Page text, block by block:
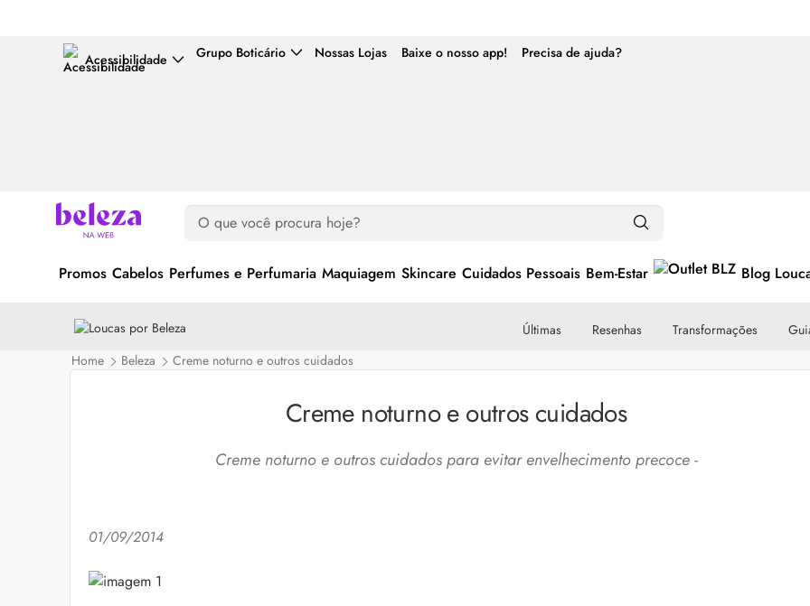
Acessibilidade Grupo Boticário Nossas Lojas Baixe o nosso app! Precisa de ajuda?
Promos Cabelos Perfumes e Perfumaria Maquiagem Skincare Cuidados Pessoais Bem-Estar Blog
Últimas Resenhas Transformações
Home
Beleza Creme noturno e outros cuidados
Creme noturno e outros cuidados
Creme noturno e outros cuidados para evitar envelhecimento precoce -
01/09/2014